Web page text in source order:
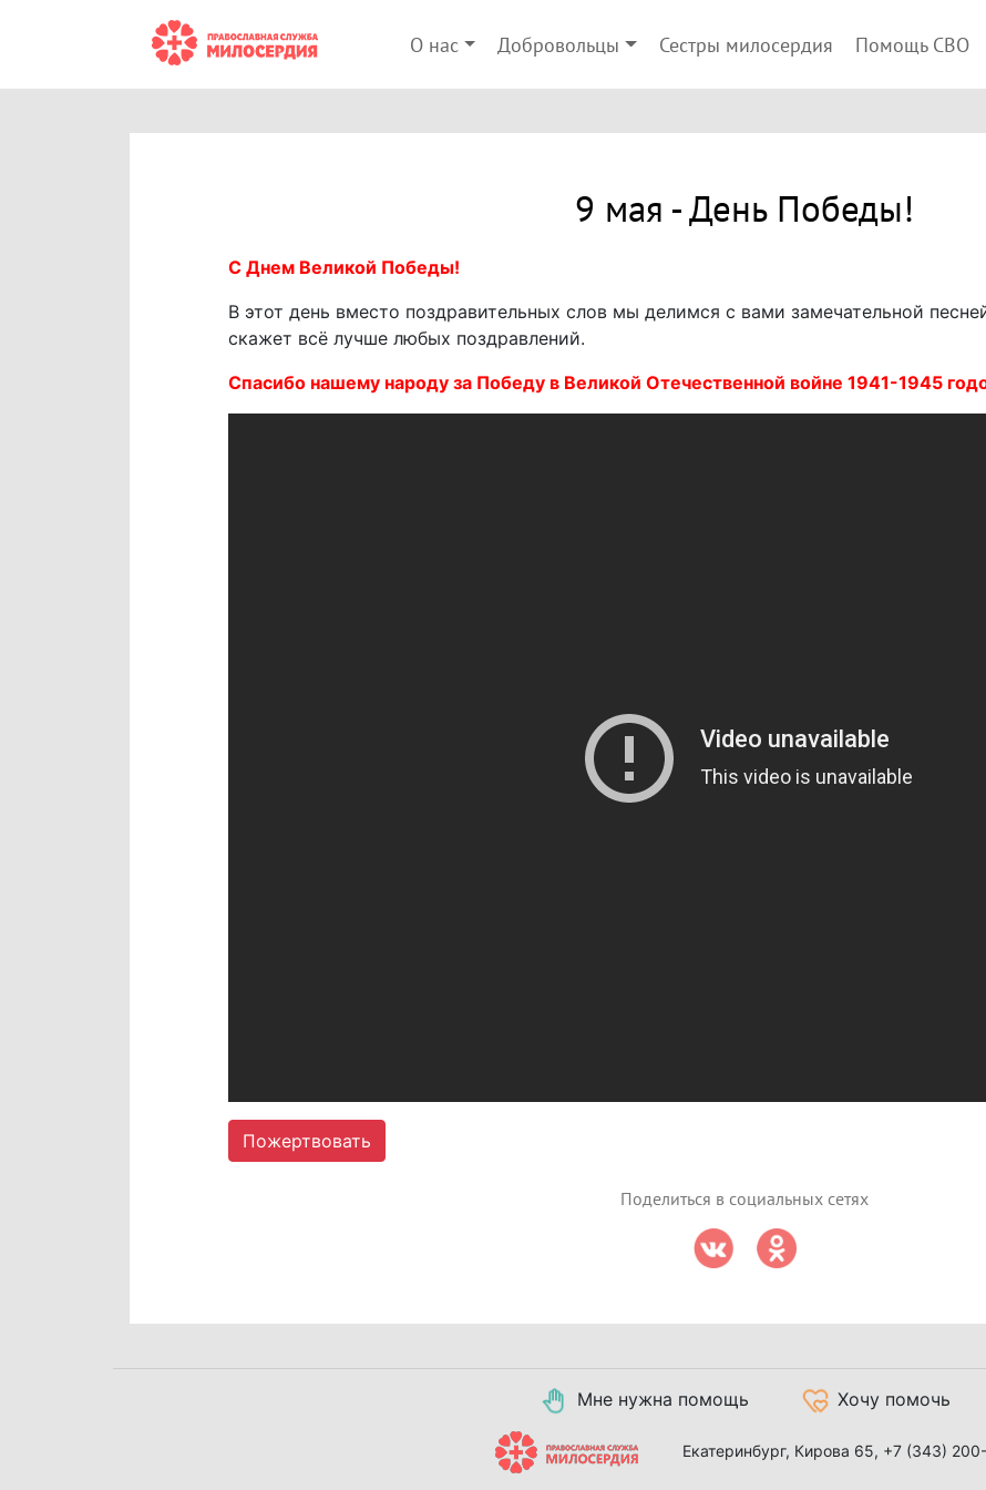
О нас Добровольцы Сестры милосердия Помощь СВО
9 мая - День Победы!
С Днем Великой Победы!
В этот день вместо поздравительных слов мы делимся с вами замечательной
скажет всё лучше любых поздравлений.
Спасибо нашему народу за Победу в Великой Отечественной войне 1941-1945
Пожертвовать
Поделиться в социальных сетях
Мне нужна помощь Хочу помочь
Екатеринбург, Кирова 65, +7 (343)